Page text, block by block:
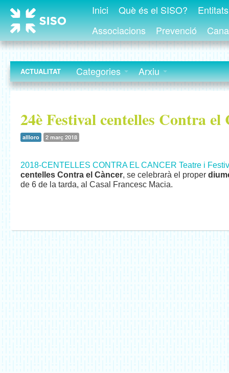
Inici Què és el SISO?
Associacions
Prevenció
ACTUALITAT Categories Arxiu
24è Festival centelles Contra el
allloro 2 març 2018
2018-CENTELLES CONTRA EL CANCER Teatre i
centelles Contra el Càncer, se celebrarà el proper
de 6 de la tarda, al Casal Francesc Macia.